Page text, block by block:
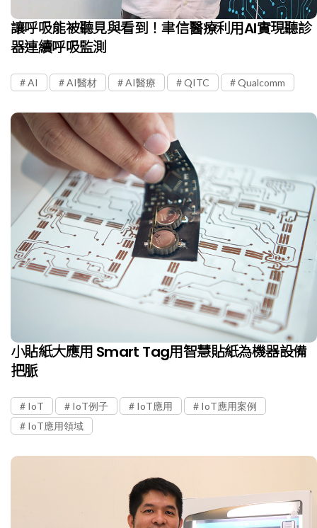
讓呼吸能被聽見與看到！聿信醫療利用AI實現聽診
器連續呼吸監測
AI AI醫材 AI醫療 QITC Qualcomm
小貼紙大應用 Smart Tag用智慧貼紙為機器設備
把脈
IoT IoT例子 IoT應用
IoT應用案例
IoT應用領域